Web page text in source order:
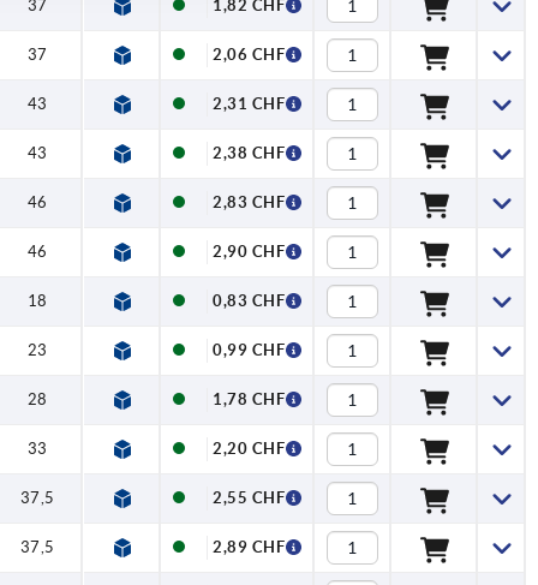
37 1,82 CHF
37 2,06 CHF
43 2,31 CHF
43 2,38 CHF
46 2,83 CHF
46 2,90 CHF
18 0,83 CHF
23 0,99 CHF
28 1,78 CHF
33 2,20 CHF
37,5 2,55 CHF
37,5 2,89 CHF